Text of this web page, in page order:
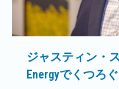
ジャスティン・
Energyでくつろぐ